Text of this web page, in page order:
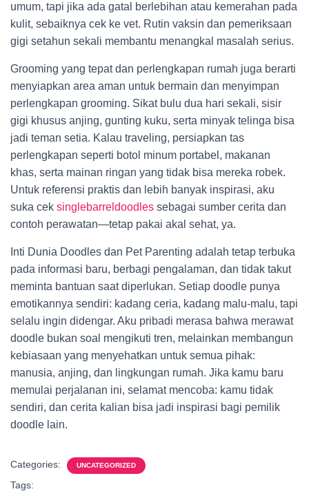
umum, tapi jika ada gatal berlebihan atau kemerahan pada
kulit, sebaiknya cek ke vet. Rutin vaksin dan pemeriksaan
gigi setahun sekali membantu menangkal masalah serius.
Grooming yang tepat dan perlengkapan rumah juga berarti
menyiapkan area aman untuk bermain dan menyimpan
perlengkapan grooming. Sikat bulu dua hari sekali, sisir
gigi khusus anjing, gunting kuku, serta minyak telinga bisa
jadi teman setia. Kalau traveling, persiapkan tas
perlengkapan seperti botol minum portabel, makanan
khas, serta mainan ringan yang tidak bisa mereka robek.
Untuk referensi praktis dan lebih banyak inspirasi, aku
suka cek singlebarreldoodles sebagai sumber cerita dan
contoh perawatan—tetap pakai akal sehat, ya.
Inti Dunia Doodles dan Pet Parenting adalah tetap terbuka
pada informasi baru, berbagi pengalaman, dan tidak takut
meminta bantuan saat diperlukan. Setiap doodle punya
emotikannya sendiri: kadang ceria, kadang malu-malu, tapi
selalu ingin didengar. Aku pribadi merasa bahwa merawat
doodle bukan soal mengikuti tren, melainkan membangun
kebiasaan yang menyehatkan untuk semua pihak:
manusia, anjing, dan lingkungan rumah. Jika kamu baru
memulai perjalanan ini, selamat mencoba: kamu tidak
sendiri, dan cerita kalian bisa jadi inspirasi bagi pemilik
doodle lain.
Categories: UNCATEGORIZED
Tags: